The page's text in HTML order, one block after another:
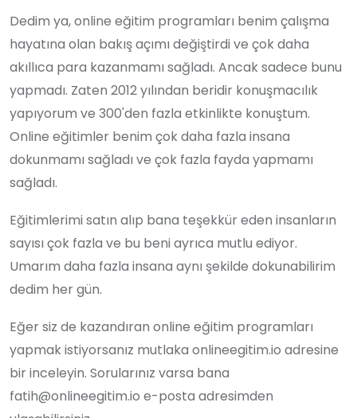
Dedim ya, online eğitim programları benim çalışma
hayatına olan bakış açımı değiştirdi ve çok daha
akıllıca para kazanmamı sağladı. Ancak sadece bunu
yapmadı. Zaten 2012 yılından beridir konuşmacılık
yapıyorum ve 300'den fazla etkinlikte konuştum.
Online eğitimler benim çok daha fazla insana
dokunmamı sağladı ve çok fazla fayda yapmamı
sağladı.
Eğitimlerimi satın alıp bana teşekkür eden insanların
sayısı çok fazla ve bu beni ayrıca mutlu ediyor.
Umarım daha fazla insana aynı şekilde dokunabilirim
dedim her gün.
Eğer siz de kazandıran online eğitim programları
yapmak istiyorsanız mutlaka onlineegitim.io adresine
bir inceleyin. Sorularınız varsa bana
fatih@onlineegitim.io e-posta adresimden